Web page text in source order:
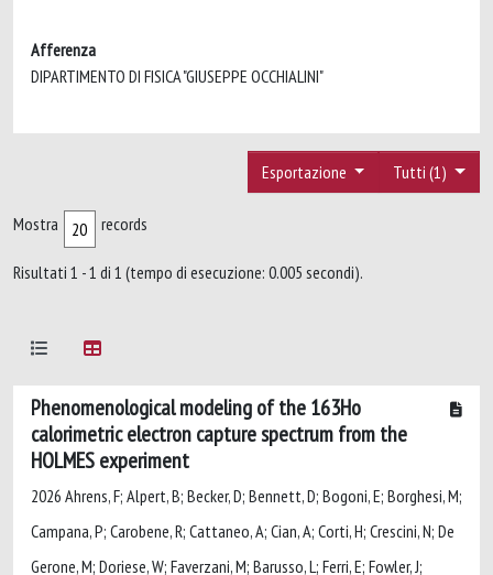
Afferenza
DIPARTIMENTO DI FISICA "GIUSEPPE OCCHIALINI"
Tutti (1)
Esportazione
Mostra records
Risultati 1 - 1 di 1 (tempo di esecuzione: 0.005 secondi).
Phenomenological modeling of the 163Ho
calorimetric electron capture spectrum from the
HOLMES experiment
2026 Ahrens, F; Alpert, B; Becker, D; Bennett, D; Bogoni, E; Borghesi, M;
Campana, P; Carobene, R; Cattaneo, A; Cian, A; Corti, H; Crescini, N; De
Gerone, M; Doriese, W; Faverzani, M; Barusso, L; Ferri, E; Fowler, J;